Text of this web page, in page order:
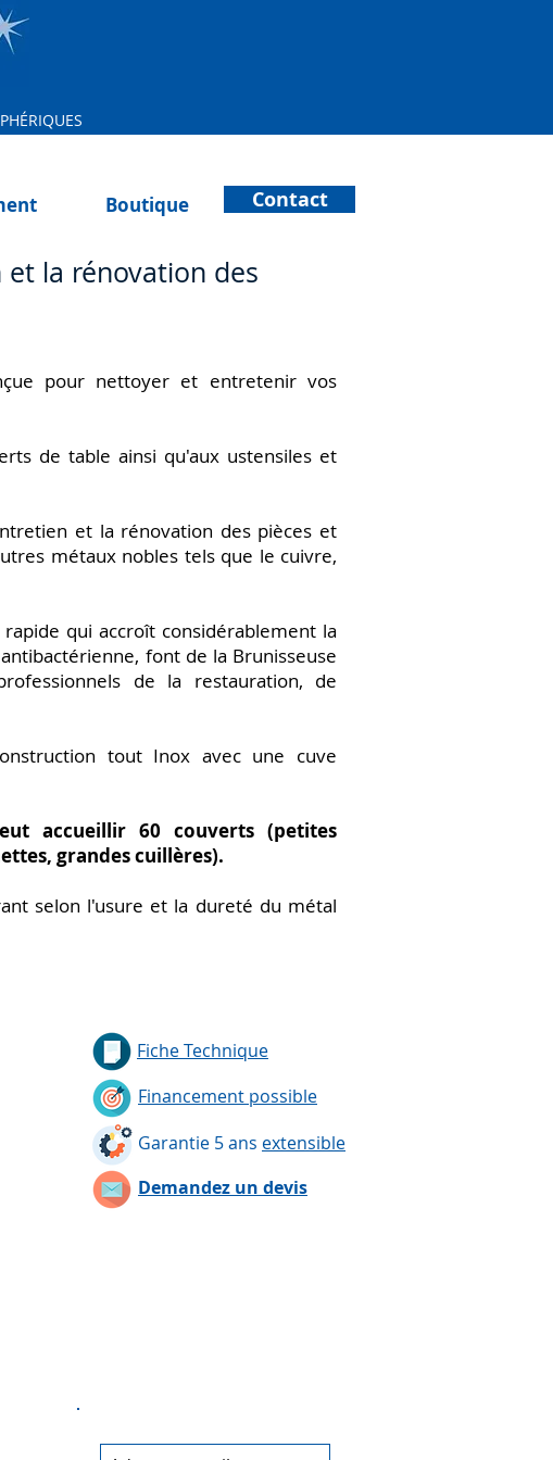
Contact
Boutique
la rénovation des
pour nettoyer et entretenir vos
de table ainsi qu'aux ustensiles et
et la rénovation des pièces et
métaux nobles tels que le cuivre,
qui accroît considérablement la
font de la Brunisseuse
de la restauration, de
tout Inox avec une cuve
accueillir 60 couverts (petites
grandes cuillères).
selon l'usure et la dureté du métal
Fiche Technique
Financement possible
Garantie 5 ans extensible
Demandez un devis